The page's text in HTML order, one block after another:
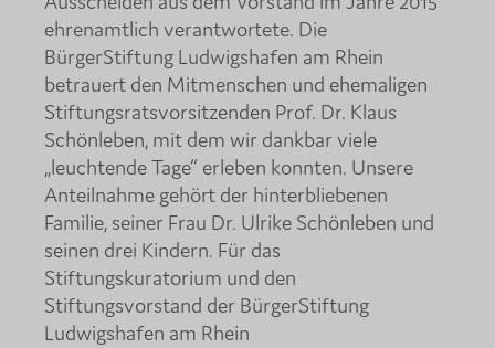
ehrenamtlich verantwortete. Die
BürgerStiftung Ludwigshafen am Rhein
betrauert den Mitmenschen und ehemaligen
Stiftungsratsvorsitzenden Prof. Dr. Klaus
Schönleben, mit dem wir dankbar viele
„leuchtende Tage“ erleben konnten. Unsere
Anteilnahme gehört der hinterbliebenen
Familie, seiner Frau Dr. Ulrike Schönleben und
seinen drei Kindern. Für das
Stiftungskuratorium und den
Stiftungsvorstand der BürgerStiftung
Ludwigshafen am Rhein